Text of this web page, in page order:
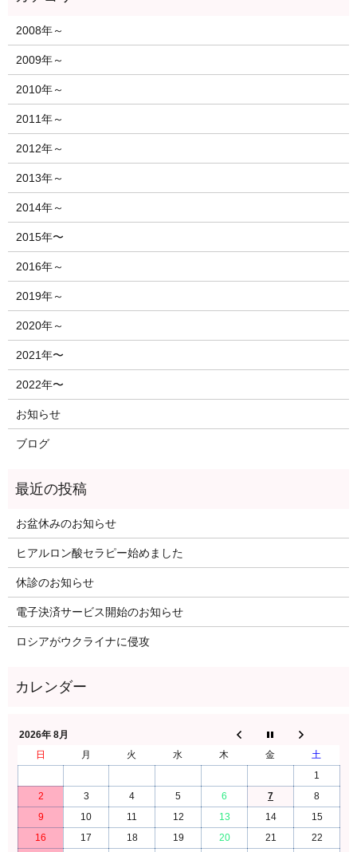
2008年～
2009年～
2010年～
2011年～
2012年～
2013年～
2014年～
2015年〜
2016年～
2019年～
2020年～
2021年〜
2022年〜
お知らせ
ブログ
お盆休みのお知らせ
ヒアルロン酸セラピー始めました
休診のお知らせ
電子決済サービス開始のお知らせ
ロシアがウクライナに侵攻
2026年 8月
日
月 火 水 木 金
土
1
2
3 4 5 6 7
8
9
10 11 12 13 14
15
16
17 18 19 20 21 22